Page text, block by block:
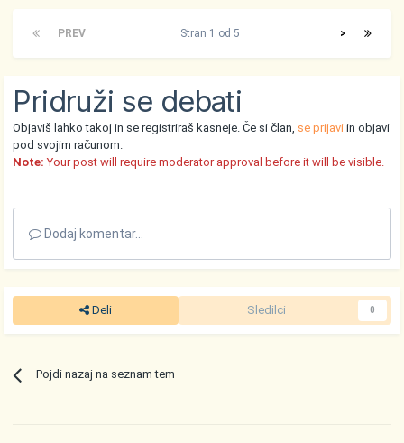
PREV >
Stran 1 od 5
Pridruži se debati
Objaviš lahko takoj in se registriraš kasneje. Če si član, se prijavi in objavi
pod svojim računom.
Note: Your post will require moderator approval before it will be visible.
Dodaj komentar...
Deli Sledilci 0
Pojdi nazaj na seznam tem